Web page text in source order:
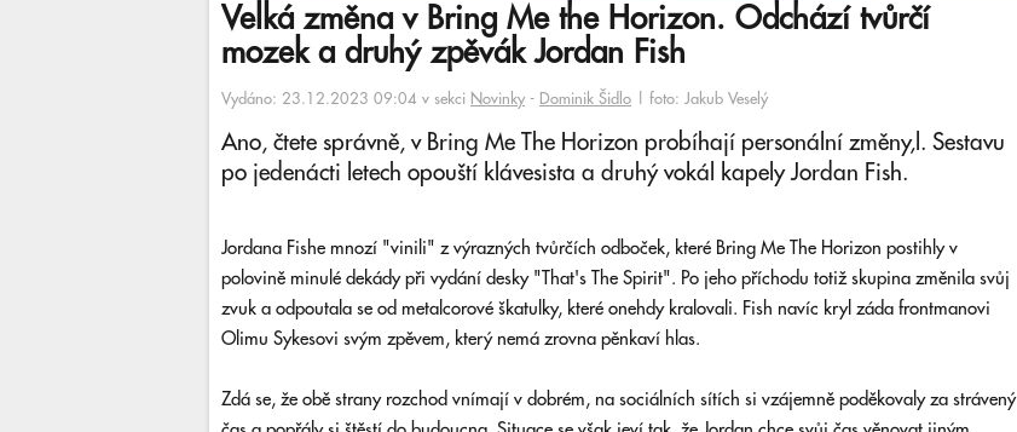
Velká změna v Bring Me the Horizon. Odchází tvůrčí
mozek a druhý zpěvák Jordan Fish
Vydáno: 23.12.2023 09:04 v sekci Novinky - Dominik Šidlo | foto: Jakub Veselý
Ano, čtete správně, v Bring Me The Horizon probíhají personální změny,l. Sestavu
po jedenácti letech opouští klávesista a druhý vokál kapely Jordan Fish.
Jordana Fishe mnozí "vinili" z výrazných tvůrčích odboček, které Bring Me The Horizon postihly v
polovině minulé dekády při vydání desky "That's The Spirit". Po jeho příchodu totiž skupina změnila svůj
zvuk a odpoutala se od metalcorové škatulky, které onehdy kralovali. Fish navíc kryl záda frontmanovi
Olimu Sykesovi svým zpěvem, který nemá zrovna pěnkaví hlas.
Zdá se, že obě strany rozchod vnímají v dobrém, na sociálních sítích si vzájemně poděkovaly za strávený